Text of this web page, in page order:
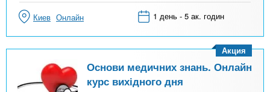
Киев Онлайн 1 день - 5 ак. годин
Основи медичних знань. Онлайн
курс вихідного дня
Акция